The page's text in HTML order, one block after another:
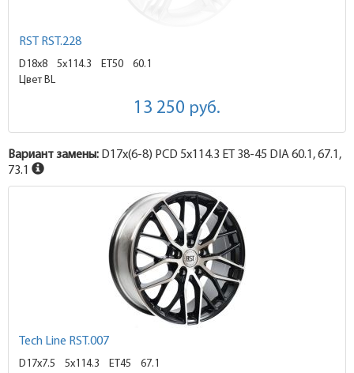
RST RST.228
D18x8 5x114.3 ET50
60.1
Цвет BL
13 250 руб.
Вариант замены: D17x(6-8) PCD 5x114.3 ET 38-45 DIA 60.1, 67.1,
73.1
Tech Line RST.007
D17x7.5 5x114.3 ET45
67.1